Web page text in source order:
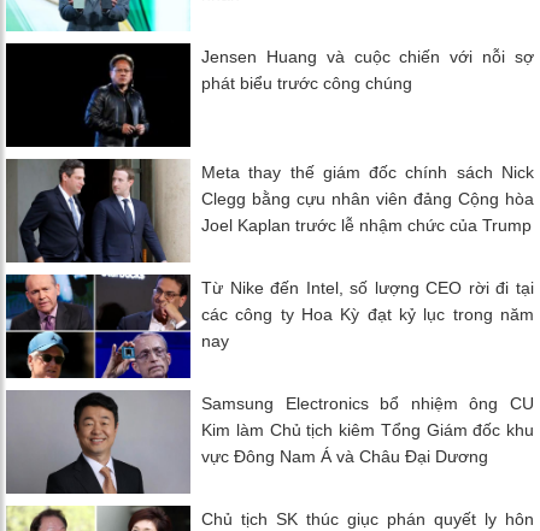
Jensen Huang và cuộc chiến với nỗi sợ
phát biểu trước công chúng
Meta thay thế giám đốc chính sách Nick
Clegg bằng cựu nhân viên đảng Cộng hòa
Joel Kaplan trước lễ nhậm chức của Trump
Từ Nike đến Intel, số lượng CEO rời đi tại
các công ty Hoa Kỳ đạt kỷ lục trong năm
nay
Samsung Electronics bổ nhiệm ông CU
Kim làm Chủ tịch kiêm Tổng Giám đốc khu
vực Đông Nam Á và Châu Đại Dương
Chủ tịch SK thúc giục phán quyết ly hôn